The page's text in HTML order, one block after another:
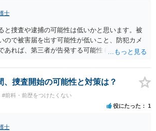
士
と捜査や逮捕の可能性は低いかと思います。被
ので被害届を出す可能性が低いこと、防犯カメ
あれば、第三者が告発する可能性も低いこと、
写真1枚と5秒程度の動画)してしまいました。下
のではありません。」とありますが、少なくと
態等撮影罪の被疑事実で逮捕勾留されるケース
くなった印象です（最終的には不起訴ないし各
例違反になることもあります）。2度としないこ
。ご参考にしてください。
、捜査開始の可能性と対策は？
#前科・前歴をつけたくない
役にたった 1
士